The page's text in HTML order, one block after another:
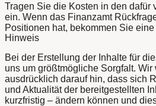
Tragen Sie die Kosten in den dafür
ein. Wenn das Finanzamt
Positionen hat, bekommen Sie
Hinweis
Bei der Erstellung der Inhalte für
uns um größtmögliche Sorgfalt. Wir
ausdrücklich darauf hin, dass sich
und Aktualität der bereitgestellten
kurzfristig – ändern können und